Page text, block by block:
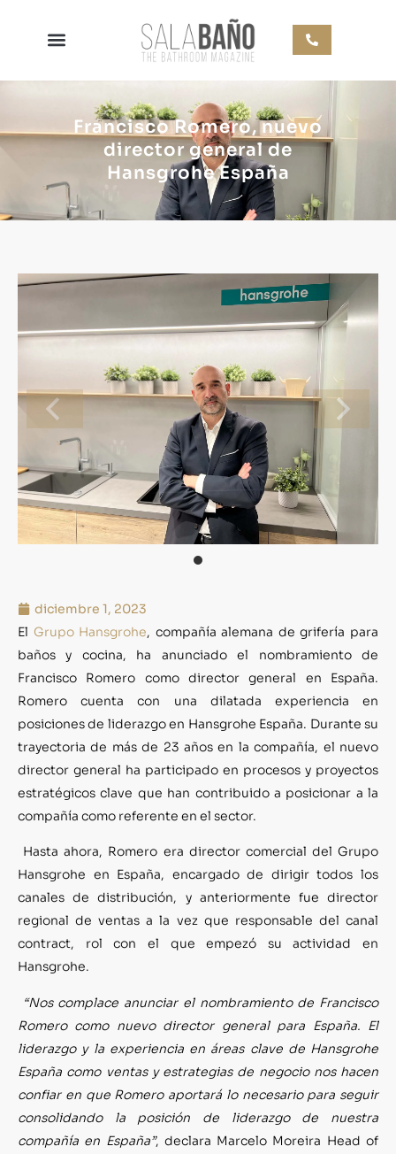
Francisco Romero, nuevo
director general de
Hansgrohe España
diciembre 1, 2023
El Grupo Hansgrohe, compañía alemana de grifería para
baños y cocina, ha anunciado el nombramiento de
Francisco Romero como director general en España.
Romero cuenta con una dilatada experiencia en
posiciones de liderazgo en Hansgrohe España. Durante su
trayectoria de más de 23 años en la compañía, el nuevo
director general ha participado en procesos y proyectos
estratégicos clave que han contribuido a posicionar a la
compañía como referente en el sector.
Hasta ahora, Romero era director comercial del Grupo
Hansgrohe en España, encargado de dirigir todos los
canales de distribución, y anteriormente fue director
regional de ventas a la vez que responsable del canal
contract, rol con el que empezó su actividad en
Hansgrohe.
“Nos complace anunciar el nombramiento de Francisco
Romero como nuevo director general para España. El
liderazgo y la experiencia en áreas clave de Hansgrohe
España como ventas y estrategias de negocio nos hacen
confiar en que Romero aportará lo necesario para seguir
consolidando la posición de liderazgo de nuestra
compañía en España”, declara Marcelo Moreira Head of